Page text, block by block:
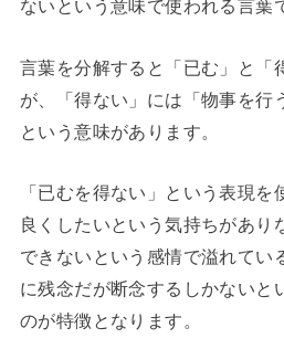
ないという意味で使われる言葉
言葉を分解すると「已む」と「
が、「得ない」には「物事を行
という意味があります。
「已むを得ない」という表現
良くしたいという気持ちがあり
できないという感情で溢れてい
に残念だが断念するしかないと
のが特徴となります。